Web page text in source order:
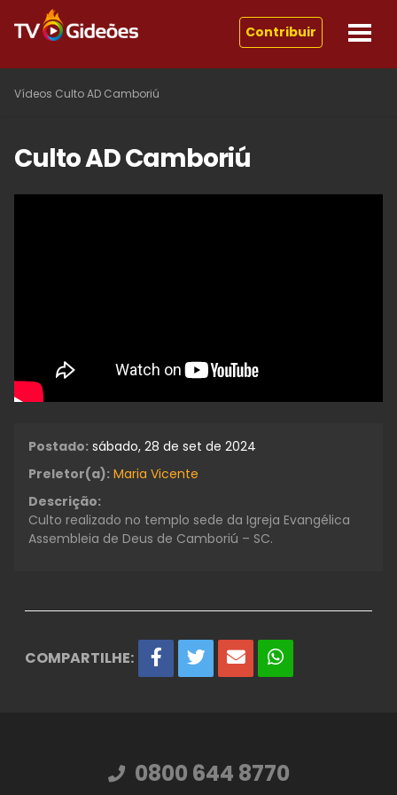
Contribuir
Vídeos Culto AD Camboriú
Culto AD Camboriú
Postado: sábado, 28 de set de 2024
Preletor(a): Maria Vicente
Descrição:
Culto realizado no templo sede da Igreja Evangélica
Assembleia de Deus de Camboriú – SC.
COMPARTILHE:
0800 644 8770